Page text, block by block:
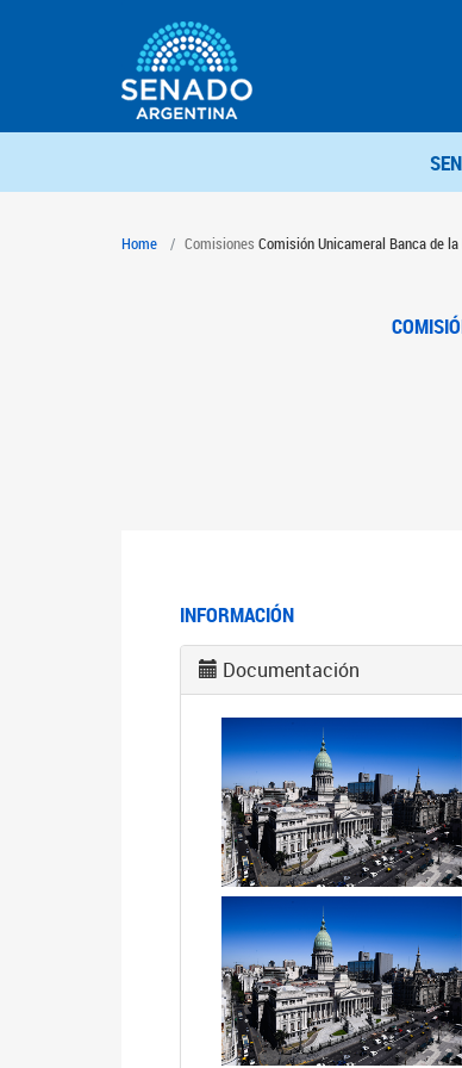
Home Comisiones Comisión Unicameral Banca de
INFORMACIÓN
Documentación